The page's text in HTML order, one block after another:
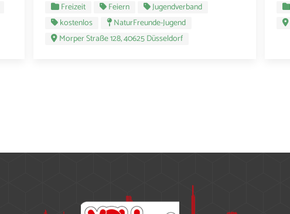
Freizeit Feiern
Jugendverband
kostenlos
NaturFreunde-Jugend
Morper Straße 128, 40625 Düsseldorf